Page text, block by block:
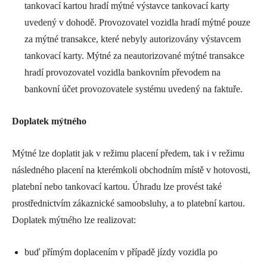
tankovací kartou hradí mýtné výstavce tankovací karty
uvedený v dohodě. Provozovatel vozidla hradí mýtné pouze
za mýtné transakce, které nebyly autorizovány výstavcem
tankovací karty. Mýtné za neautorizované mýtné transakce
hradí provozovatel vozidla bankovním převodem na
bankovní účet provozovatele systému uvedený na faktuře.
Doplatek mýtného
Mýtné lze doplatit jak v režimu placení předem, tak i v režimu
následného placení na kterémkoli obchodním místě v hotovosti,
platební nebo tankovací kartou. Úhradu lze provést také
prostřednictvím zákaznické samoobsluhy, a to platební kartou.
Doplatek mýtného lze realizovat:
buď přímým doplacením v případě jízdy vozidla po